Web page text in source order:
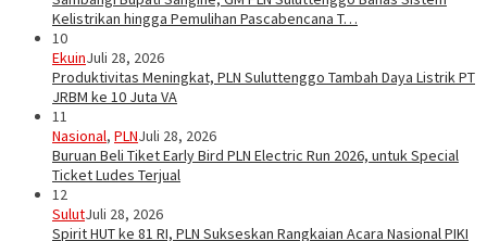
Kelistrikan hingga Pemulihan Pascabencana T…
10
EkuinJuli 28, 2026
Produktivitas Meningkat, PLN Suluttenggo Tambah Daya Listrik PT
JRBM ke 10 Juta VA
11
Nasional, PLNJuli 28, 2026
Buruan Beli Tiket Early Bird PLN Electric Run 2026, untuk Special
Ticket Ludes Terjual
12
SulutJuli 28, 2026
Spirit HUT ke 81 RI, PLN Sukseskan Rangkaian Acara Nasional PIKI